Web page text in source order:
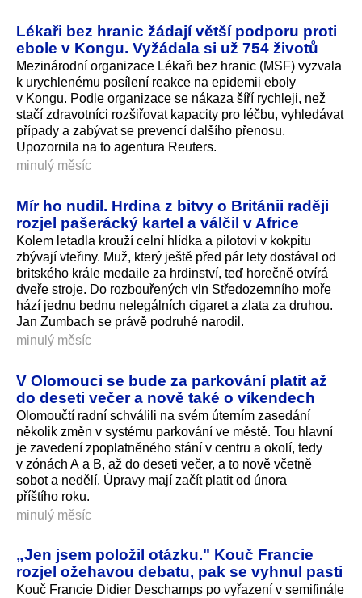
Lékaři bez hranic žádají větší podporu proti
ebole v Kongu. Vyžádala si už 754 životů
Mezinárodní organizace Lékaři bez hranic (MSF) vyzvala
k urychlenému posílení reakce na epidemii eboly
v Kongu. Podle organizace se nákaza šíří rychleji, než
stačí zdravotníci rozšiřovat kapacity pro léčbu, vyhledávat
případy a zabývat se prevencí dalšího přenosu.
Upozornila na to agentura Reuters.
minulý měsíc
Mír ho nudil. Hrdina z bitvy o Británii raději
rozjel pašerácký kartel a válčil v Africe
Kolem letadla krouží celní hlídka a pilotovi v kokpitu
zbývají vteřiny. Muž, který ještě před pár lety dostával od
britského krále medaile za hrdinství, teď horečně otvírá
dveře stroje. Do rozbouřených vln Středozemního moře
hází jednu bednu nelegálních cigaret a zlata za druhou.
Jan Zumbach se právě podruhé narodil.
minulý měsíc
V Olomouci se bude za parkování platit až
do deseti večer a nově také o víkendech
Olomoučtí radní schválili na svém úterním zasedání
několik změn v systému parkování ve městě. Tou hlavní
je zavedení zpoplatněného stání v centru a okolí, tedy
v zónách A a B, až do deseti večer, a to nově včetně
sobot a nedělí. Úpravy mají začít platit od února
příštího roku.
minulý měsíc
„Jen jsem položil otázku." Kouč Francie
rozjel ožehavou debatu, pak se vyhnul pasti
Kouč Francie Didier Deschamps po vyřazení v semifinále